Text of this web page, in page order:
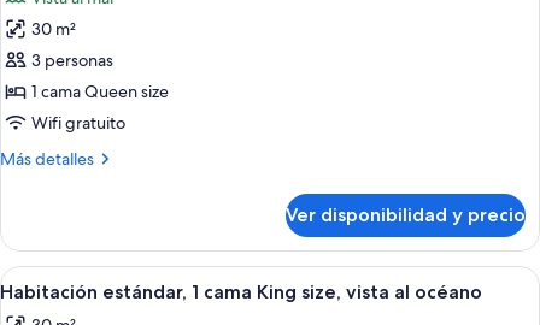
las
fotos
de
Habitación
estándar,
cama
vista
al
océano
30 m²
3 personas
1 cama Queen size
Wifi gratuito
Más detalles
Más
estándar,
cama
Ver disponibilidad y precio
Ver
todas
Habitación de hotel con cama,
10
Habitación estándar, 1 cama King size, vista al océano